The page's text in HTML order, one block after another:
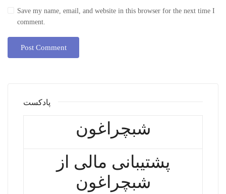
Save my name, email, and website in this browser for the next time I
comment.
پادکست
شبچراغون
پشتیبانی مالی از
شبچراغون